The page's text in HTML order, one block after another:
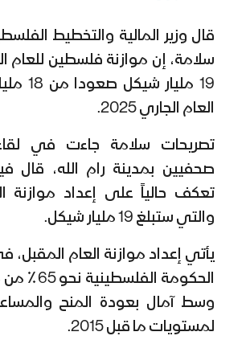
قال وزير المالية والتخطيط
سلامة، إن موازنة فلسطين للعام
19
العام الجاري 2025.
تصريحات سلامة جاءت في
صحفيين بمدينة رام الله، قال
تعكف حالياً على إعداد موازنة
والتي ستبلغ 19 مليار شيكل.
يأتي إعداد موازنة العام
الحكومة
وسط آمال بعودة المنح
لمستويات ما قبل 2015.